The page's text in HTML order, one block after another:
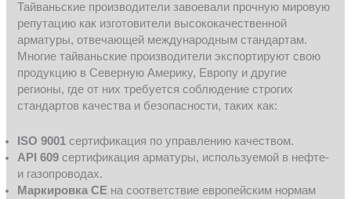
Тайваньские производители завоевали прочную мировую
репутацию как изготовители высококачественной
арматуры, отвечающей международным стандартам.
Многие тайваньские производители экспортируют свою
продукцию в Северную Америку, Европу и другие
регионы, где от них требуется соблюдение строгих
стандартов качества и безопасности, таких как:
ISO 9001 сертификация по управлению качеством.
API 609 сертификация арматуры, используемой в нефте-
и газопроводах.
Маркировка CE на соответствие европейским нормам